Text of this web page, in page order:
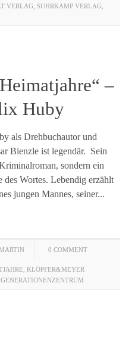
VERLAG SUHRKAMP VERLAG
–
Huby
als Drehbuchautor und
Bienzle ist legendär. Sein
sondern ein
des Wortes. Lebendig erzählt
jungen Mannes, seiner...
0 COMMENT
KLÖPFER&MEYER